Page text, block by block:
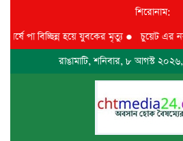
শিরোনাম:
পা বিচ্ছিন্ন হয়ে যুবকের মৃত্যু●চুয়েট এর
রাঙামাটি, শনিবার, ৮ আগস্ট